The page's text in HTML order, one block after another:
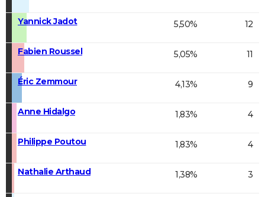
Yannick Jadot 5,50% 12
Fabien Roussel 5,05% 11
Éric Zemmour 4,13% 9
Anne Hidalgo 1,83% 4
Philippe Poutou 1,83% 4
Nathalie Arthaud 1,38% 3